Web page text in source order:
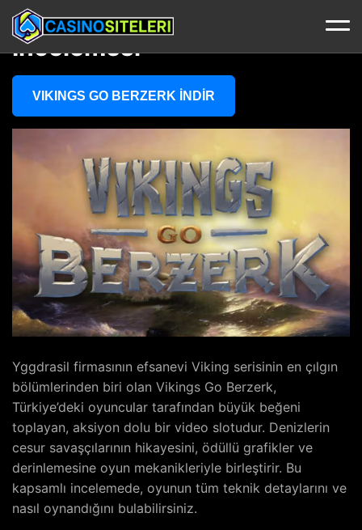
Vikings Go Berzerk Slot
İncelemesi
VIKINGS GO BERZERK İNDİR
Yggdrasil firmasının efsanevi Viking serisinin en çılgın
bölümlerinden biri olan Vikings Go Berzerk,
Türkiye’deki oyuncular tarafından büyük beğeni
toplayan, aksiyon dolu bir video slotudur. Denizlerin
cesur savaşçılarının hikayesini, ödüllü grafikler ve
derinlemesine oyun mekanikleriyle birleştirir. Bu
kapsamlı incelemede, oyunun tüm teknik detaylarını ve
nasıl oynandığını bulabilirsiniz.